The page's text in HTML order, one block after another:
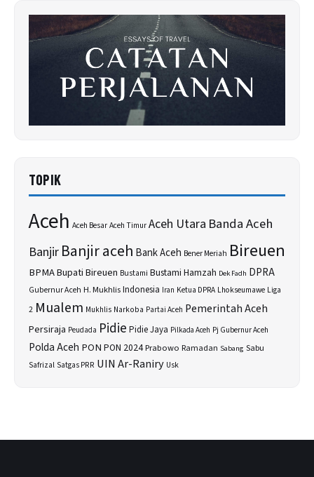
TOPIK
Aceh Aceh BesarAceh TimurAceh Utara Banda Aceh
BanjirBanjir aceh Bank Aceh Bener Meriah Bireuen
BPMABupati Bireuen Bustami Bustami Hamzah Dek Fadh DPRA
Gubernur Aceh H. MukhlisIndonesia Iran Ketua DPRA Lhokseumawe Liga
2 Mualem Mukhlis Narkoba Partai Aceh Pemerintah Aceh
Persiraja Peudada Pidie Pidie Jaya Pilkada Aceh Pj Gubernur Aceh
Polda Aceh PON PON 2024Prabowo Ramadan Sabang Sabu
Safrizal Satgas PRR UIN Ar-Raniry Usk